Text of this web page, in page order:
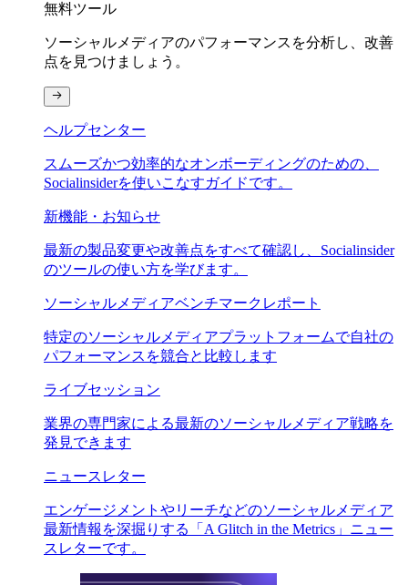
無料ツール
ソーシャルメディアのパフォーマンスを分析し、改善
点を見つけましょう。
ヘルプセンター
スムーズかつ効率的なオンボーディングのための、
Socialinsiderを使いこなすガイドです。
新機能・お知らせ
最新の製品変更や改善点をすべて確認し、Socialinsider
のツールの使い方を学びます。
ソーシャルメディアベンチマークレポート
特定のソーシャルメディアプラットフォームで自社の
パフォーマンスを競合と比較します
ライブセッション
業界の専門家による最新のソーシャルメディア戦略を
発見できます
ニュースレター
エンゲージメントやリーチなどのソーシャルメディア
最新情報を深掘りする「A Glitch in the Metrics」ニュー
スレターです。